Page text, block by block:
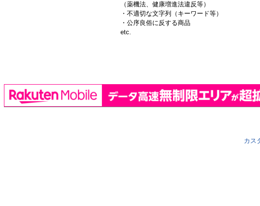
（薬機法、健康増進法違反等）
・不適切な文字列（キーワード等）
・公序良俗に反する商品
etc.
カス